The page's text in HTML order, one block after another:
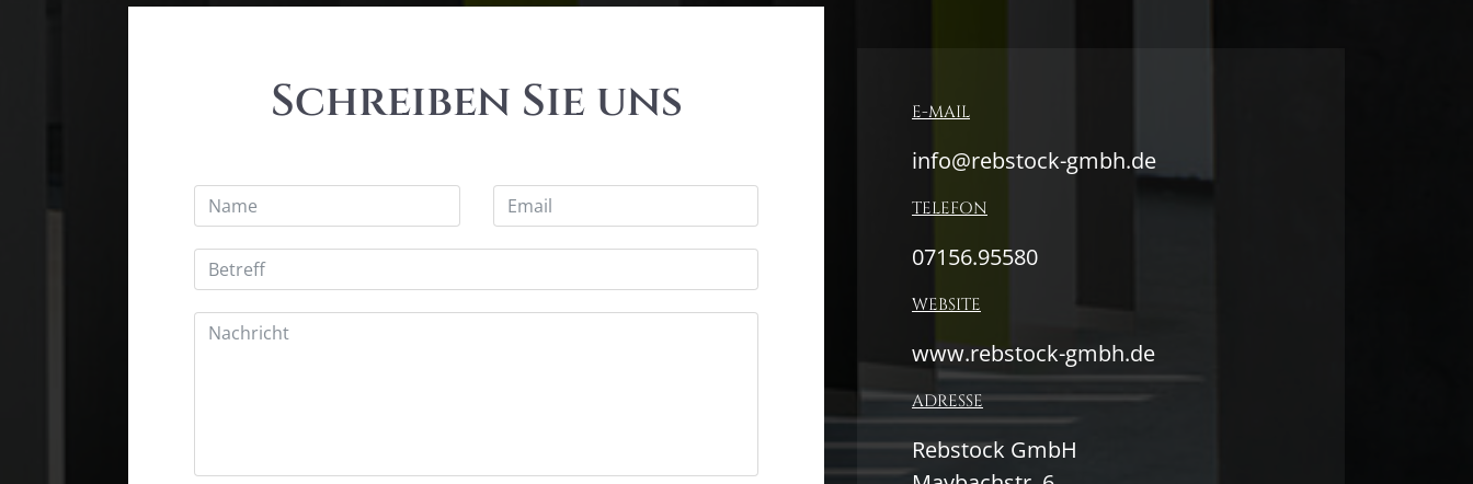
Schreiben Sie uns E-MAIL
info@rebstock-gmbh.de
TELEFON
07156.95580
WEBSITE
www.rebstock-gmbh.de
ADRESSE
Rebstock GmbH